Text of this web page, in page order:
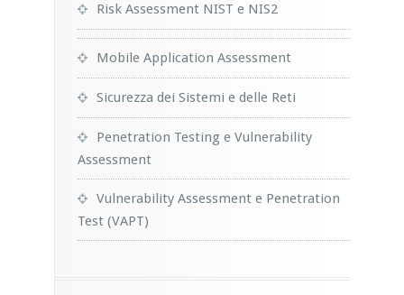
Risk Assessment NIST e NIS2
Mobile Application Assessment
Sicurezza dei Sistemi e delle Reti
Penetration Testing e Vulnerability
Assessment
Vulnerability Assessment e Penetration
Test (VAPT)